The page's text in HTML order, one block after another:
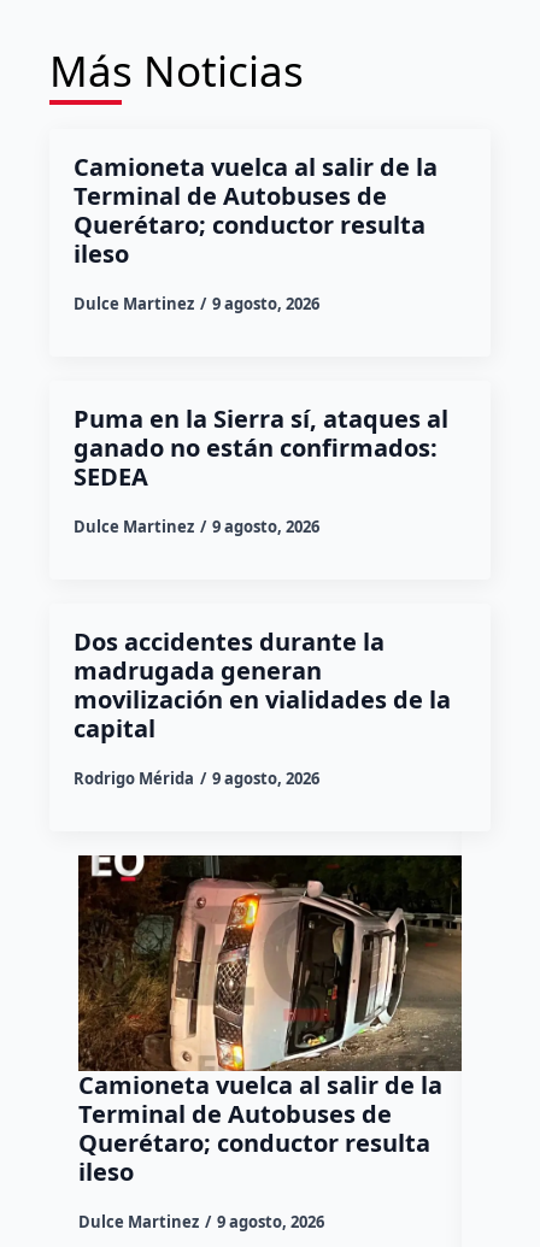
Más Noticias
Camioneta vuelca al salir de la
Terminal de Autobuses de
Querétaro; conductor resulta
ileso
Dulce Martinez 9 agosto, 2026
Puma en la Sierra sí, ataques al
ganado no están confirmados:
SEDEA
Dulce Martinez 9 agosto, 2026
Dos accidentes durante la
madrugada generan
movilización en vialidades de la
capital
Rodrigo Mérida 9 agosto, 2026
Camioneta vuelca al salir de la
Terminal de Autobuses de
Querétaro; conductor resulta
ileso
Dulce Martinez 9 agosto, 2026